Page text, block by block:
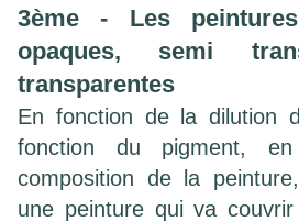
3ème - Les
opaques, semi
transparentes
En fonction de la dilution
fonction du pigment,
composition de la
une peinture qui va